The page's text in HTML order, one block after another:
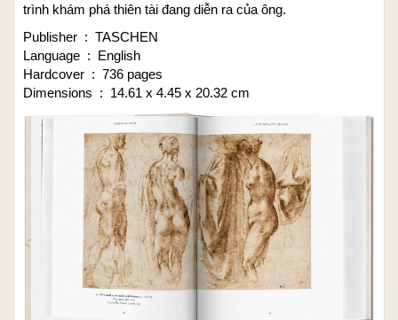
trình khám phá thiên tài đang diễn ra của ông.
Publisher ‏ : ‎ TASCHEN
Language ‏ : ‎ English
Hardcover ‏ : ‎ 736 pages
Dimensions ‏ : ‎ 14.61 x 4.45 x 20.32 cm